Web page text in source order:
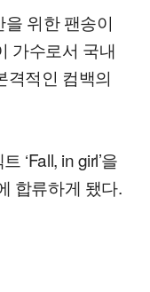
위한 팬송이
가수로서 국내
격적인 컴백의
‘Fall, in girl’을
합류하게 됐다.